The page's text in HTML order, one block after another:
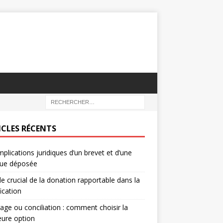
RÉCENTS
juridiques d’un brevet et d’une
déposée
crucial de la donation rapportable dans la
ou conciliation : comment choisir la
option